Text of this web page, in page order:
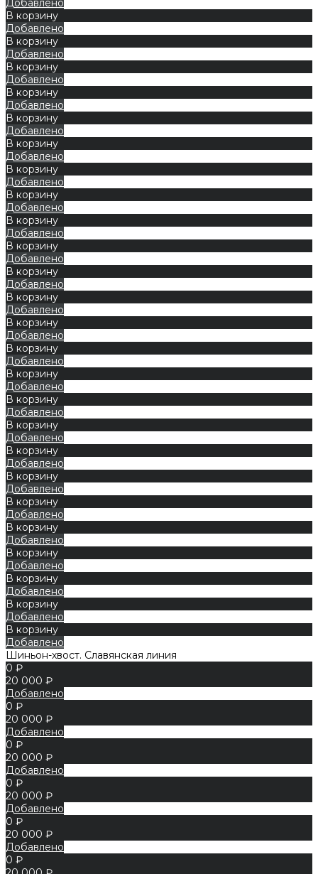
В корзину
Добавлено
В корзину
Добавлено
В корзину
Добавлено
В корзину
Добавлено
В корзину
Добавлено
В корзину
Добавлено
В корзину
Добавлено
В корзину
Добавлено
В корзину
Добавлено
В корзину
Добавлено
В корзину
Добавлено
В корзину
Добавлено
В корзину
Добавлено
В корзину
Добавлено
В корзину
Добавлено
В корзину
Добавлено
В корзину
Добавлено
В корзину
Добавлено
В корзину
Добавлено
В корзину
Добавлено
В корзину
Добавлено
В корзину
Добавлено
В корзину
Добавлено
В корзину
Добавлено
В корзину
Добавлено
Шиньон-хвост. Славянская линия
0 ₽
20 000 ₽
Добавлено
0 ₽
20 000 ₽
Добавлено
0 ₽
20 000 ₽
Добавлено
0 ₽
20 000 ₽
Добавлено
0 ₽
20 000 ₽
Добавлено
0 ₽